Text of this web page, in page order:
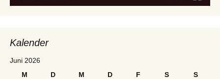
Kalender
Juni 2026
M
D M D F S
S